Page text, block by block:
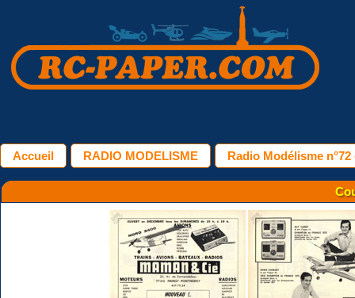
Accueil RADIO MODELISME Radio Modélisme n°72